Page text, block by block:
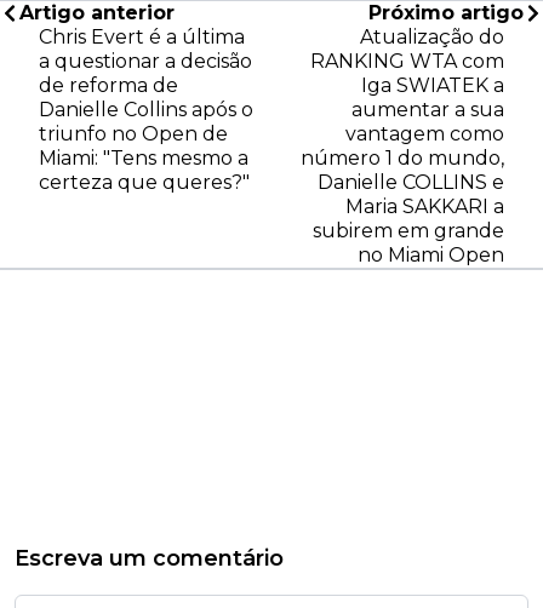
Artigo anterior
Chris Evert é a última
a questionar a decisão
de reforma de
Danielle Collins após o
triunfo no Open de
Miami: "Tens mesmo a
certeza que queres?"
Próximo artigo
Atualização do
RANKING WTA com
Iga SWIATEK a
aumentar a sua
vantagem como
número 1 do mundo,
Danielle COLLINS e
Maria SAKKARI a
subirem em grande
no Miami Open
Escreva um comentário